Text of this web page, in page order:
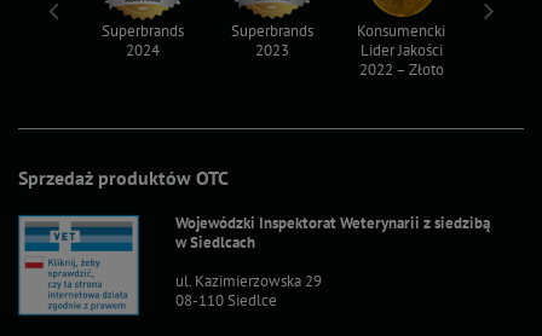
Sprzedaż produktów OTC
Wojewódzki Inspektorat Weterynarii z siedzibą
w Siedlcach
ul. Kazimierzowska 29
08-110 Siedlce
Superbrands
2024
Superbrands
2023
Konsumencki
Lider Jakości
2022 – Złoto